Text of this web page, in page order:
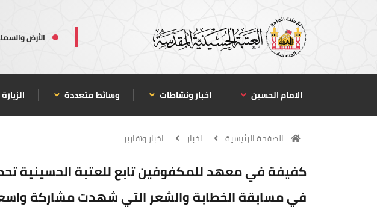
الأرض
الامام الحسين اخبار ونشاطات وسائط متعددة
الصفحة الرئيسية اخبار اخبار وتقارير
كفيفة في معهد للمكفوفين تابع للعتبة الحسينية
في مسابقة الخطابة والشعر التي شهدت مشاركة